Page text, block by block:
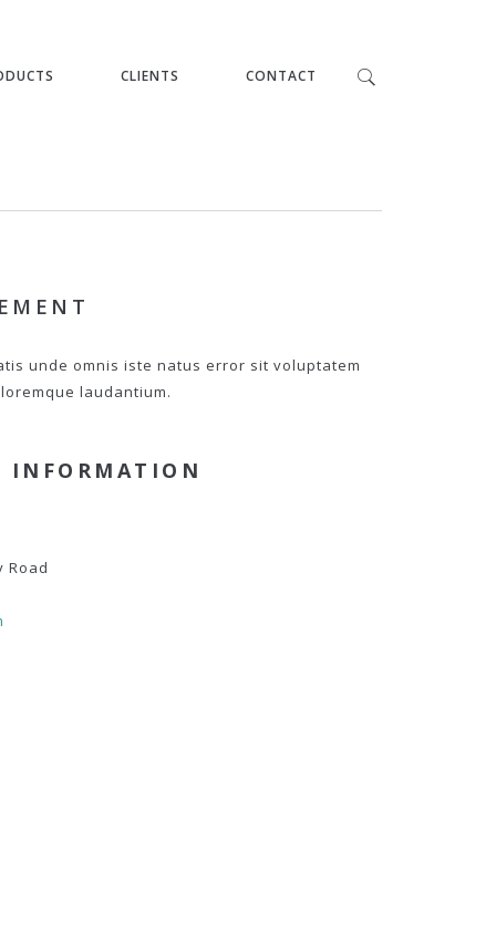
CLIENTS CONTACT
unde omnis iste natus error sit voluptatem
laudantium.
INFORMATION
Road